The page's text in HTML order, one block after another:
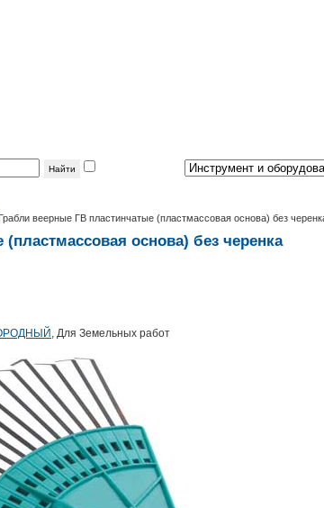
Грабли веерные ГВ пластинчатые (пластмассовая основа) без
основа) без черенка
, Для Земельных работ